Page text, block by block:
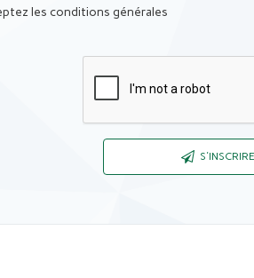
les conditions générales
S'INSCRIRE